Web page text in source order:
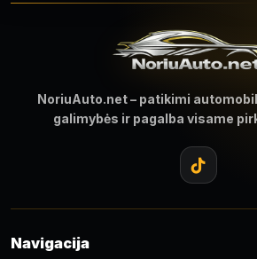
NoriuAuto.net – patikimi
galimybės ir pagalba visame
Navigacija